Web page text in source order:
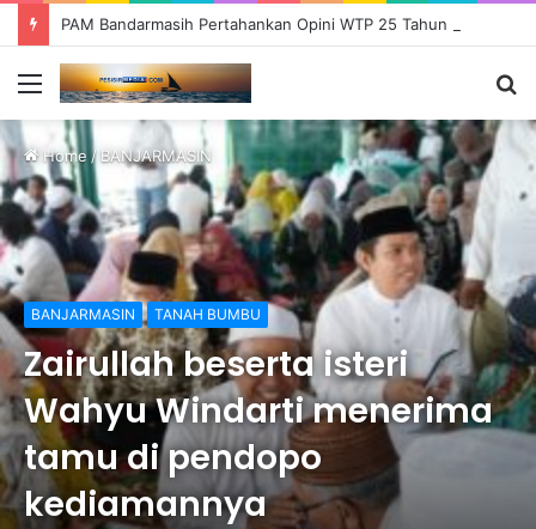
Menu
Home /BANJARMASIN
BANJARMASIN TANAH BUMBU
Zairullah beserta isteri
Wahyu Windarti menerima
tamu di pendopo
kediamannya